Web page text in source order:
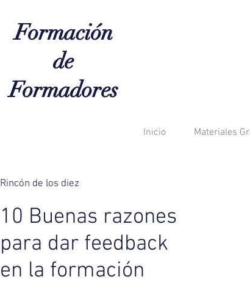
Formación
de
Formadores
Inicio Materiales
Rincón de los diez
10 Buenas razones
para dar feedback
en la formación